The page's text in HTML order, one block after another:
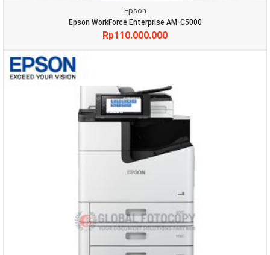
Epson
Epson WorkForce Enterprise AM-C5000
Rp110.000.000